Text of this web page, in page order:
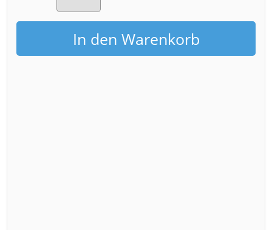
Willkommen
in
Dresden
MengeIn den Warenkorb